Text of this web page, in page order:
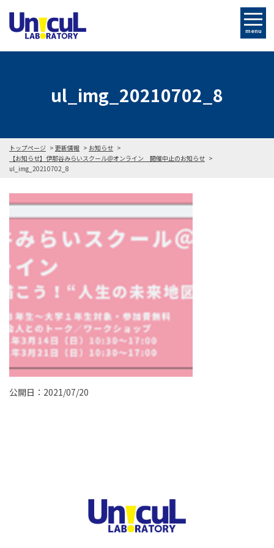
menu
ul_img_20210702_8
トップページ 更新情報
お知らせ
【お知らせ】伊那谷みらいスクール＠オンライン 開催中止のお知らせ
ul_img_20210702_8
公開日：2021/07/20